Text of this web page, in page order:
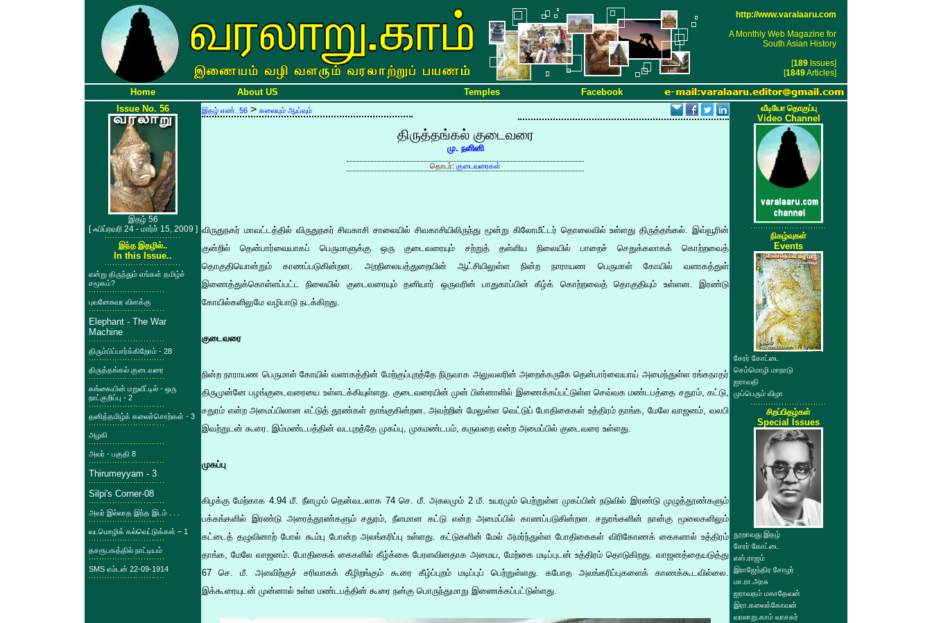
http://www.varalaaru.com
A Monthly Web Magazine for
South Asian History
[189Issues]
[1849Articles]
Home About US Temples
Facebook
Issue No. 56
இதழ் 56
[ ஃபிப்ரவரி 24 - மார்ச் 15, 2009 ]
இந்த இதழில்..
In this Issue..
என்று திருந்தும் எங்கள் தமிழ்ச்
சமூகம்?
புவனேசுவர விளக்கு
Elephant - The War
Machine
திரும்பிப்பார்க்கிறோம் - 28
திருத்தங்கல் குடைவரை
கங்கையின் மறுவீட்டில் - ஒரு
நாட்குறிப்பு - 2
தனித்தமிழ்க் கலைச்சொற்கள் - 3
அழகி
அவர் - பகுதி 8
Thirumeyyam - 3
Silpi's Corner-08
அவர் இல்லாத இந்த இடம் . . .
வடமொழிக் கல்வெட்டுக்கள் – 1
தசரூபகத்தில் நாட்டியம்
SMS எம்டன் 22-09-1914
இதழ் எண். 56 > கலையும் ஆய்வும்
திருத்தங்கல் குடைவரை
மு. நளினி
தொடர்: குடைவரைகள்
விருதுநகர் மாவட்டத்தில் விருதுநகர் சிவகாசி சாலையில் சிவகாசியிலிருந்து மூன்று கிலோமீட்டர் தொலைவில் உள்ளது திருத்தங்கல். இவ்வூரின்
குன்றில் தென்பார்வையாகப் பெருமாளுக்கு ஒரு குடைவரையும் சற்றுத் தள்ளிய நிலையில் பாறைச் செதுக்கலாகக் கொற்றவைத்
தொகுதியொன்றும் காணப்படுகின்றன. அறநிலையத்துறையின் ஆட்சியிலுள்ள நின்ற நாராயண பெருமாள் கோயில் வளாகத்துள்
இணைத்துக்கொள்ளப்பட்ட நிலையில் குடைவரையும் தனியார் ஒருவரின் பாதுகாப்பின் கீழ்க் கொற்றவைத் தொகுதியும் உள்ளன. இரண்டு
கோயில்களிலுமே வழிபாடு நடக்கிறது.
குடைவரை
நின்ற நாராயண பெருமாள் கோயில் வளாகத்தின் மேற்குப்புறத்தே நிருவாக அலுவலரின் அறைக்கருகே தென்பார்வையாய் அமைந்துள்ள ரங்கநாதர்
திருமுன்னே பழங்குடைவரையை உள்ளடக்கியுள்ளது. குடைவரையின் முன் பின்னாளில் இணைக்கப்பட்டுள்ள செவ்வக மண்டபத்தை சதுரம், கட்டு,
சதுரம் என்ற அமைப்பிலான எட்டுத் தூண்கள் தாங்குகின்றன. அவற்றின் மேலுள்ள வெட்டுப் போதிகைகள் உத்திரம் தாங்க, மேலே வாஜனம், வலபி
இவற்றுடன் கூரை. இம்மண்டபத்தின் வடபுறத்தே முகப்பு, முகமண்டபம், கருவறை என்ற அமைப்பில் குடைவரை உள்ளது.
முகப்பு
கிழக்கு மேற்காக 4.94 மீ. நீளமும் தென்வடலாக 74 செ. மீ. அகலமும் 2 மீ. உயரமும் பெற்றுள்ள முகப்பின் நடுவில் இரண்டு முழுத்தூண்களும்
பக்கங்களில் இரண்டு அரைத்தூண்களும் சதுரம், நீளமான கட்டு என்ற அமைப்பில் காணப்படுகின்றன. சதுரங்களின் நான்கு மூலைகளிலும்
கட்டைத் தழுவினாற் போல் கூம்பு போன்ற அலங்கரிப்பு உள்ளது. கட்டுகளின் மேல் அமர்ந்துள்ள போதிகைகள் விரிகோணக் கைகளால் உத்திரம்
தாங்க, மேலே வாஜனம். போதிகைக் கைகளில் கீழ்க்கை பேரளவினதாக அமைய, மேற்கை மடிப்புடன் உத்திரம் தொடுகிறது. வாஜனத்தையடுத்து
67 செ. மீ. அளவிற்குச் சரிவாகக் கீழிறங்கும் கூரை கீழ்ப்புறம் மடிப்புப் பெற்றுள்ளது. கபோத அலங்கரிப்புகளைக் காணக்கூடவில்லை.
இக்கூரையுடன் முன்னால் உள்ள மண்டபத்தின் கூரை நன்கு பொருந்துமாறு இணைக்கப்பட்டுள்ளது.
வீடியோ தொகுப்பு
Video Channel
நிகழ்வுகள்
Events
சேரர் கோட்டை
செம்மொழி மாநாடு
ஐராவதி
முப்பெரும் விழா
சிறப்பிதழ்கள்
Special Issues
நூறாவது இதழ்
சேரர் கோட்டை
எஸ்.ராஜம்
இராஜேந்திர சோழர்
மா.ரா.அரசு
ஐராவதம் மகாதேவன்
இரா.கலைக்கோவன்
வரலாறு.காம் வாசகர்